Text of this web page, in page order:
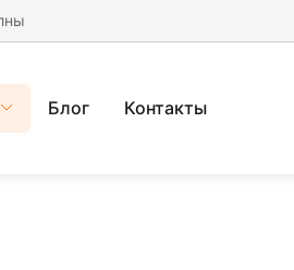
Блог Контакты